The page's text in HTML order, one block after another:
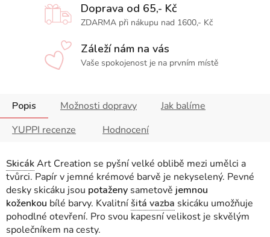
Doprava od 65,- Kč
ZDARMA při nákupu nad 1600,- Kč
Záleží nám na vás
Vaše spokojenost je na prvním místě
Popis Možnosti dopravy
Jak balíme
YUPPI recenze
Hodnocení
SkicákArt Creation se pyšní velké oblibě mezi umělci a
tvůrci. Papír v jemné krémové barvě je nekyselený. Pevné
desky skicáku jsou potaženy sametově jemnou
koženkou bílé barvy. Kvalitníšitá vazba skicáku umožňuje
pohodlné otevření. Pro svou kapesní velikost je skvělým
společníkem na cesty.